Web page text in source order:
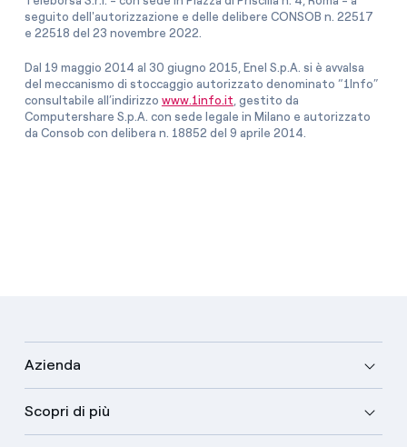
seguito dell'autorizzazione e delle delibere CONSOB n. 22517
e 22518 del 23 novembre 2022.
Dal 19 maggio 2014 al 30 giugno 2015, Enel S.p.A. si è avvalsa
del meccanismo di stoccaggio autorizzato denominato “1Info”
consultabile all’indirizzo www.1info.it , gestito da
Computershare S.p.A. con sede legale in Milano e autorizzato
da Consob con delibera n. 18852 del 9 aprile 2014.
Azienda
Scopri di più